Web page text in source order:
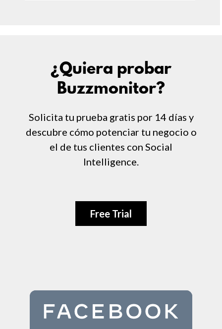
¿Quiera probar
Buzzmonitor?
Solicita tu prueba gratis por 14 días y
descubre cómo potenciar tu negocio o
el de tus clientes con Social
Intelligence.
Free Trial